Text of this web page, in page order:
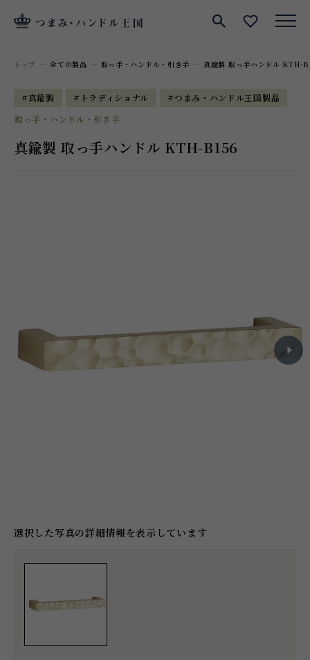
サイト内検索
お気に
トップ 全ての製品 取っ手・ハンドル・引き手 真鍮製 取っ手ハンドル KTH-
#真鍮製 #トラディショナル
#つまみ・ハンドル王国製品
取っ手・ハンドル・引き手
真鍮製 取っ手ハンドル KTH-B156
選択した写真の詳細情報を表示しています